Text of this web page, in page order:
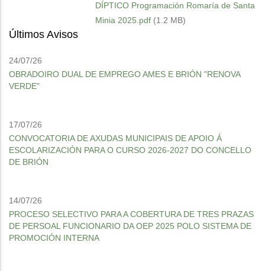
DÍPTICO Programación Romaría de Santa
Minia 2025.pdf (1.2 MB)
Últimos Avisos
24/07/26
OBRADOIRO DUAL DE EMPREGO AMES E BRIÓN "RENOVA
VERDE"
17/07/26
CONVOCATORIA DE AXUDAS MUNICIPAIS DE APOIO Á
ESCOLARIZACIÓN PARA O CURSO 2026-2027 DO CONCELLO
DE BRIÓN
14/07/26
PROCESO SELECTIVO PARA A COBERTURA DE TRES PRAZAS
DE PERSOAL FUNCIONARIO DA OEP 2025 POLO SISTEMA DE
PROMOCIÓN INTERNA